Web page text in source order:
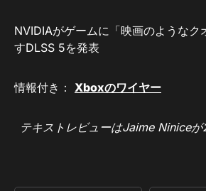
NVIDIAがゲームに「映画のようなク
すDLSS 5を発表
情報付き： Xboxのワイヤー
テキストレビューはJaime Ninice